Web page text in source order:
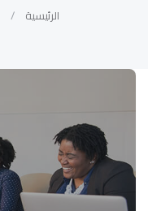
الرئيسية